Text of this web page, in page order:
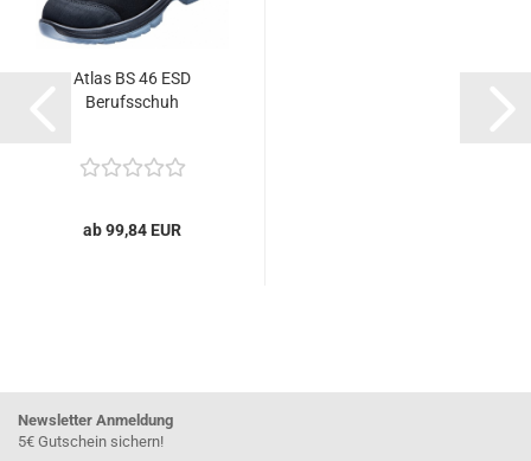
Atlas BS 46 ESD
Berufsschuh
ab 99,84 EUR
Newsletter Anmeldung
5€ Gutschein sichern!